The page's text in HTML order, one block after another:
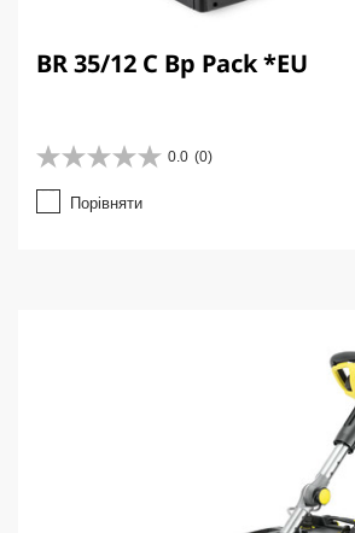
BR 35/12 C Bp Pack *EU
0.0 (0)
0
.
0
Порівняти